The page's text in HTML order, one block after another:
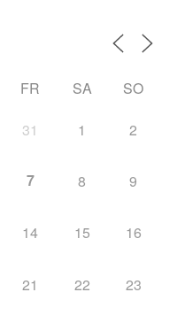
FR SA SO
31 1 2
7 8 9
14 15 16
21 22 23